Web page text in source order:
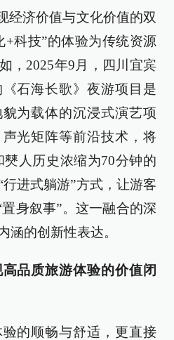
经济价值与文化价值的双
+科技”的体验为传统资源
，2025年9月，四川宜宾
石海长歌》夜游项目是
为载体的沉浸式演艺项
光矩阵等前沿技术，将
人历史浓缩为70分钟的
进式躺游”方式，让游客
身叙事”。这一融合的深
涵的创新性表达。
品质旅游体验的价值闭
的顺畅与舒适，更直接